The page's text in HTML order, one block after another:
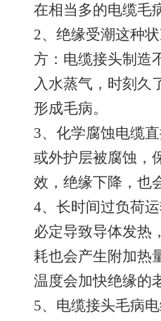
在相当多的电缆毛
2、绝缘受潮这种
方：电缆接头制造
入水蒸气，时刻久
形成毛病。
3、化学腐蚀电缆
或外护层被腐蚀，
效，绝缘下降，也
4、长时间过负荷
必定导致导体发热
耗也会产生附加热
温度会加快绝缘的
5、电缆接头毛病